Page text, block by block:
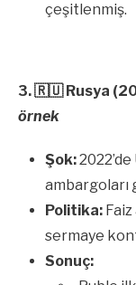
çeşitlenmiş.
3.🇷🇺Rusya
örnek
Şok:
ambargoları
Politika:
sermaye
Sonuç: